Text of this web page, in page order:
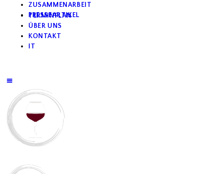
ZUSAMMENARBEIT
PRESSEARTIKEL
TERMINPLAN
ÜBER UNS
KONTAKT
IT